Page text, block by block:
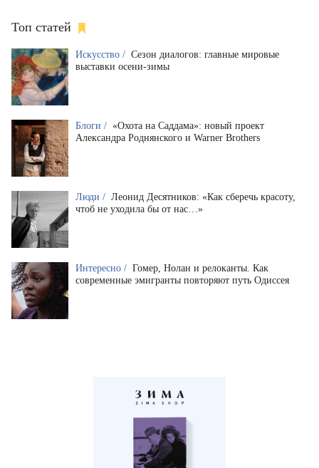
Топ статей
Искусство / Сезон диалогов: главные мировые
выставки осени-зимы
Блоги / «Охота на Саддама»: новый проект
Александра Роднянского и Warner Brothers
Люди / Леонид Десятников: «Как сберечь красоту,
чтоб не уходила бы от нас…»
Интересно / Гомер, Нолан и релоканты. Как
современные эмигранты повторяют путь Одиссея